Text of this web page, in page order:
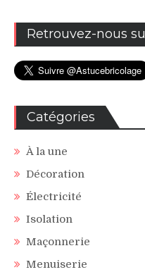
Retrouvez-nous
Catégories
À la une
Décoration
Électricité
Isolation
Maçonnerie
Menuiserie